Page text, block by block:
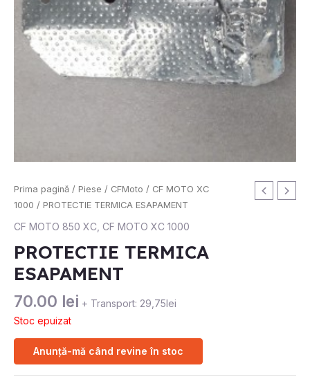
Prima pagină / Piese / CFMoto / CF MOTO XC
1000 / PROTECTIE TERMICA ESAPAMENT
CF MOTO 850 XC CF MOTO XC 1000
PROTECTIE TERMICA
ESAPAMENT
70.00 lei + Transport: 29,75lei
Stoc epuizat
Anunță-mă când revine în stoc